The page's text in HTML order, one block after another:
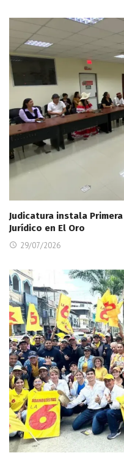
Judicatura instala
Jurídico en El Oro
29/07/2026